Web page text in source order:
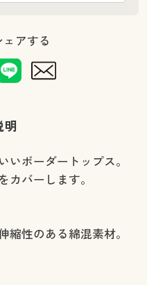
アする
明
いボーダートップス。
カバーします。
縮性のある綿混素材。